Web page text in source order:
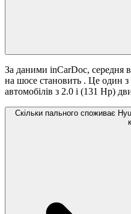
За даними inCarDoc, середня
на шосе становить . Це один з
автомобілів з 2.0 i (131 Hp)
Скільки пального споживає